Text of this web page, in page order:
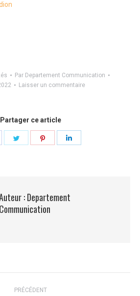
Par Departement Communication
Laisser un commentaire
Partager ce article
Partager Partager
:Departement
Communication
PRÉCÉDENT